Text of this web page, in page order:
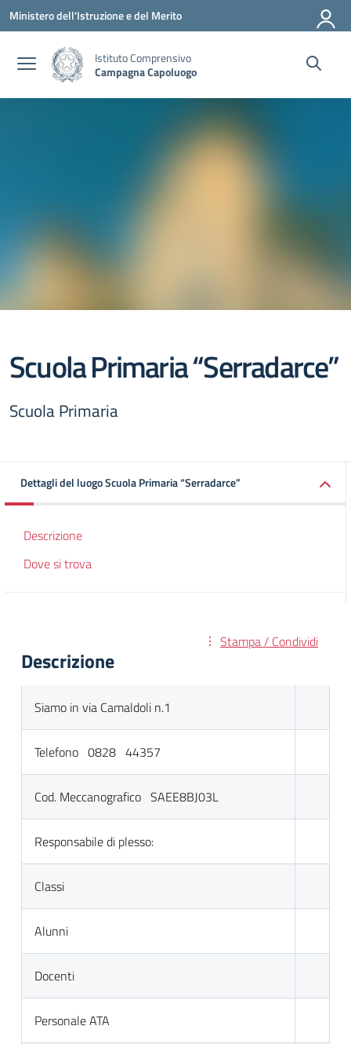
Vai ai contenuti
Vai al menu di navigazione
Vai al footer
Ministero dell'Istruzione e del Merito
Istituto Comprensivo
Campagna Capoluogo
Scuola Primaria “Serradarce”
Scuola Primaria
Dettagli del luogo Scuola Primaria “Serradarce”
Descrizione
Dove si trova
Stampa / Condividi
Descrizione
Siamo in via Camaldoli n.1
Telefono 0828 44357
Cod. Meccanografico SAEE8BJ03L
Responsabile di plesso:
Classi
Alunni
Docenti
Personale ATA